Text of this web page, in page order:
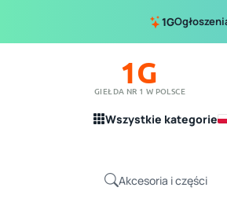
1G
1G
GIEŁDA NR 1 W POLSCE
Wszystkie kategorie